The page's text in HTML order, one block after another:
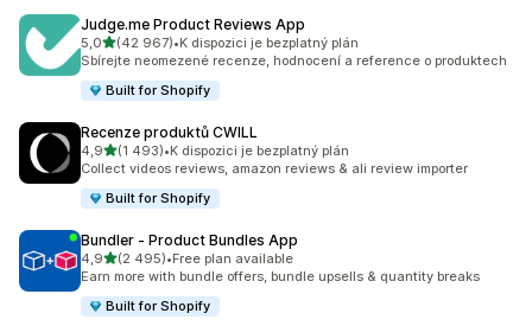
Judge.me Product Reviews App
5,0z 5 hvězd
(42 967)
Celkový počet recenzí: 42967
•K dispozici je bezplatný plán
Sbírejte neomezené recenze, hodnocení a reference o produktech
Built for Shopify
Recenze produktů CWILL
4,9z 5 hvězd
(1 493)
Celkový počet recenzí: 1493
•K dispozici je bezplatný plán
Collect videos reviews, amazon reviews & ali review importer
Built for Shopify
Bundler ‑ Product Bundles App
4,9z 5 hvězd
(2 495)
Celkový počet recenzí: 2495
•Free plan available
Earn more with bundle offers, bundle upsells & quantity breaks
Built for Shopify